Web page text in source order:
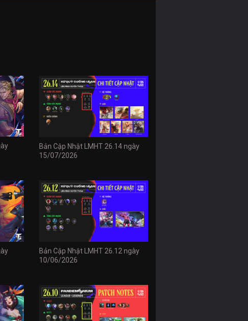
Bản Cập Nhật LMHT 26.14 ngày
15/07/2026
Bản Cập Nhật LMHT 26.12 ngày
10/06/2026